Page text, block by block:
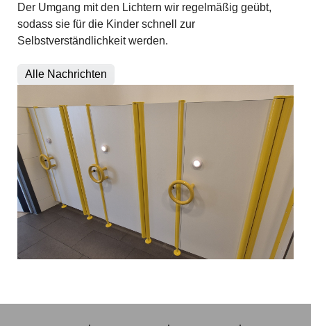
Der Umgang mit den Lichtern wir regelmäßig geübt,
sodass sie für die Kinder schnell zur
Selbstverständlichkeit werden.
Alle Nachrichten